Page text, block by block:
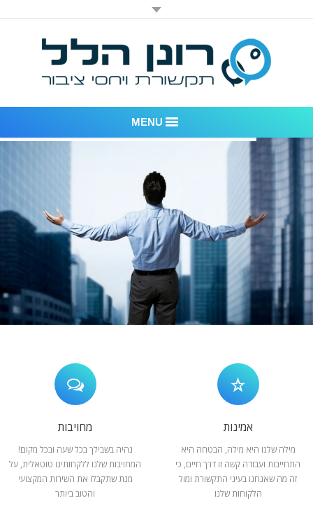
MENU
דוגמאות לעבודות שביצענו
לקוחות – משרד יחסי ציבור רונן הלל
חדר חדשות
המלצות
צור קשר
אמינות
מילה שלנו היא מילה, הבטחה היא
התחייבות ועבודה קשה זו דרך חיים, כי
זה מה שאנחנו בעיני התקשורת ומול
הלקוחות שלנו
מחויבות
נהיה בשבילך בכל שעה ובכל מקום!
המחויבות שלנו ללקחותינו טוטאלית, על
מנת שתקבלו את השירות המקצועי
והטוב ביותר